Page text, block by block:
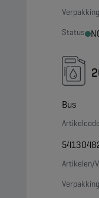
Status
Bus
Artikelcode
Artikelen/